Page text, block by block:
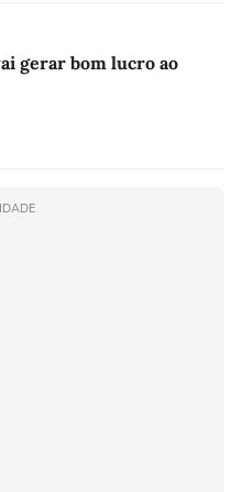
gerar bom lucro ao